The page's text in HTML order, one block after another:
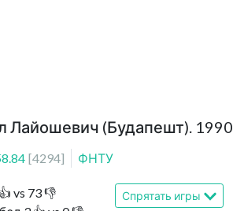
Лайошевич (Будапешт). 1990
[4294] ФНТУ
👍 vs 73👎
Спрятать игры